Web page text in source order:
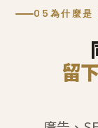
05 為什麼是
留